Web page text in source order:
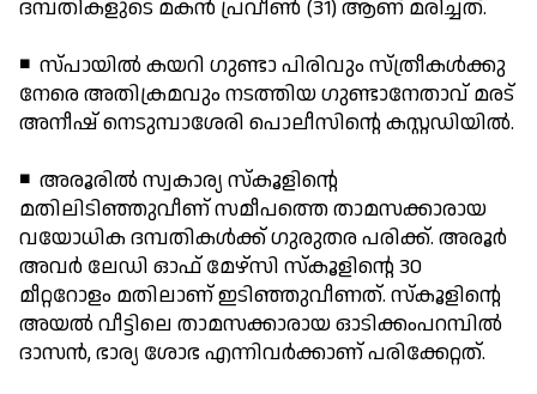
ദമ്പതികളുടെ മകന്‍ പ്രവീണ്‍ (31) ആണ് മരിച്ചത്.
◾ സ്പായില്‍ കയറി ഗുണ്ടാ പിരിവും സ്ത്രീകള്‍ക്കു
നേരെ അതിക്രമവും നടത്തിയ ഗുണ്ടാനേതാവ് മരട്
അനീഷ് നെടുമ്പാശേരി പൊലീസിന്റെ കസ്റ്റഡിയില്‍.
◾ അരൂരില്‍ സ്വകാര്യ സ്‌കൂളിന്റെ
മതിലിടിഞ്ഞുവീണ് സമീപത്തെ താമസക്കാരായ
വയോധിക ദമ്പതികള്‍ക്ക് ഗുരുതര പരിക്ക്. അരൂര്‍
അവര്‍ ലേഡി ഓഫ് മേഴ്സി സ്‌കൂളിന്റെ 30
മീറ്ററോളം മതിലാണ് ഇടിഞ്ഞുവീണത്. സ്‌കൂളിന്റെ
അയല്‍ വീട്ടിലെ താമസക്കാരായ ഓടിക്കംപറമ്പില്‍
ദാസന്‍, ഭാര്യ ശോഭ എന്നിവര്‍ക്കാണ് പരിക്കേറ്റത്.